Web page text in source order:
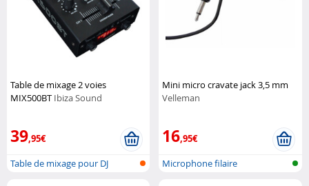
Table de mixage 2 voies
MIX500BT Ibiza Sound
39,95€
Table de mixage pour DJ
Mini micro cravate jack 3,5 mm
Velleman
16,95€
Microphone filaire